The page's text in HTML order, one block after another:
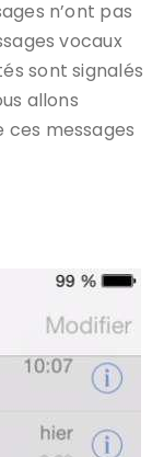
n’ont pas
vocaux
sont signalés
allons
messages